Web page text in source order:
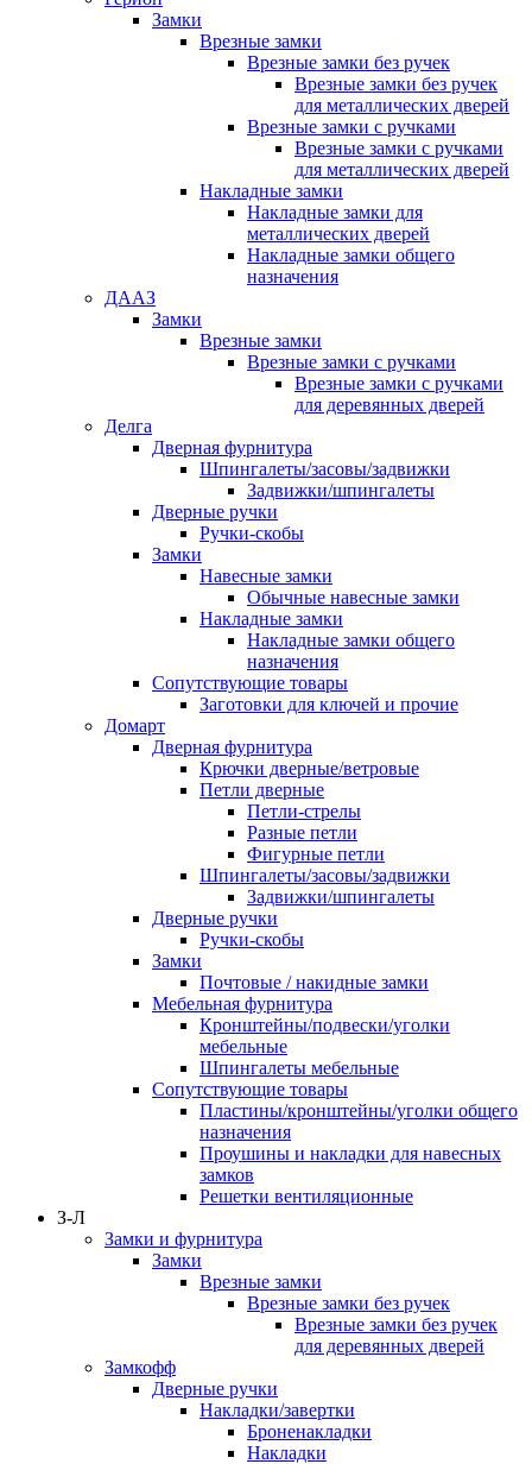
Замки
Врезные замки
Врезные замки без ручек
Врезные замки без ручек
для металлических дверей
Врезные замки с ручками
Врезные замки с ручками
для металлических дверей
Накладные замки
Накладные замки для
металлических дверей
Накладные замки общего
назначения
ДААЗ
Замки
Врезные замки
Врезные замки с ручками
Врезные замки с ручками
для деревянных дверей
Делга
Дверная фурнитура
Шпингалеты/засовы/задвижки
Задвижки/шпингалеты
Дверные ручки
Ручки-скобы
Замки
Навесные замки
Обычные навесные замки
Накладные замки
Накладные замки общего
назначения
Сопутствующие товары
Заготовки для ключей и прочие
Домарт
Дверная фурнитура
Крючки дверные/ветровые
Петли дверные
Петли-стрелы
Разные петли
Фигурные петли
Шпингалеты/засовы/задвижки
Задвижки/шпингалеты
Дверные ручки
Ручки-скобы
Замки
Почтовые / накидные замки
Мебельная фурнитура
Кронштейны/подвески/уголки
мебельные
Шпингалеты мебельные
Сопутствующие товары
Пластины/кронштейны/уголки общего
назначения
Проушины и накладки для навесных
замков
Решетки вентиляционные
З-Л
Замки и фурнитура
Замки
Врезные замки
Врезные замки без ручек
Врезные замки без ручек
для деревянных дверей
Замкофф
Дверные ручки
Накладки/завертки
Броненакладки
Накладки